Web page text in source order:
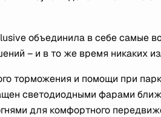
объединила в себе самые
– и в то же время никаких
торможения и помощи при
светодиодными фарами
для комфортного